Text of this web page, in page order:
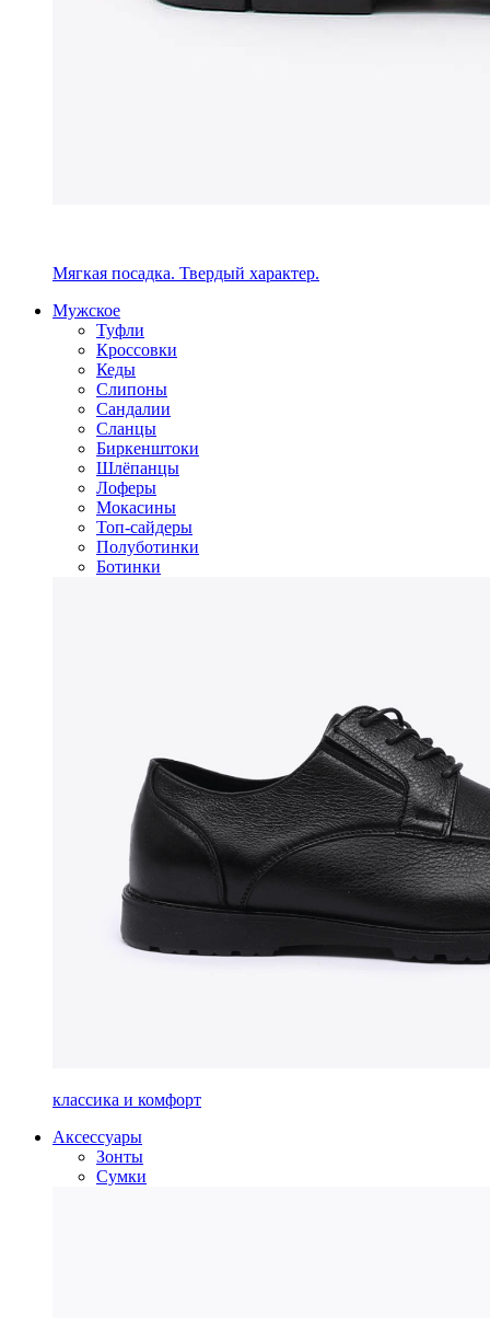
Мягкая посадка. Твердый характер.
Мужское
Туфли
Кроссовки
Кеды
Слипоны
Сандалии
Сланцы
Биркенштоки
Шлёпанцы
Лоферы
Мокасины
Топ-сайдеры
Полуботинки
Ботинки
классика и комфорт
Аксессуары
Зонты
Сумки